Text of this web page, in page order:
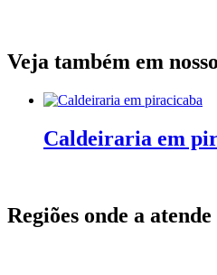
Veja também em
Caldeiraria em
Regiões onde a atende